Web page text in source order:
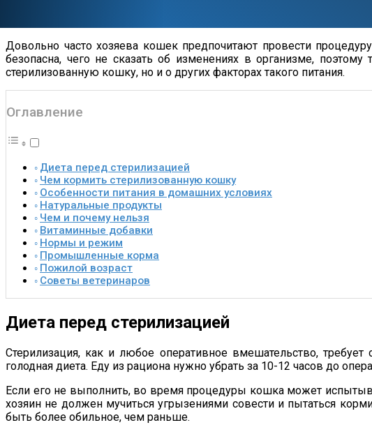
Довольно часто хозяева кошек предпочитают провести
безопасна, чего не сказать об изменениях в организме,
стерилизованную кошку, но и о других факторах такого питания.
Оглавление
Диета перед стерилизацией
Чем кормить стерилизованную кошку
Особенности питания в домашних условиях
Натуральные продукты
Чем и почему нельзя
Витаминные добавки
Нормы и режим
Промышленные корма
Пожилой возраст
Советы ветеринаров
Диета перед стерилизацией
Стерилизация, как и любое оперативное вмешательство,
голодная диета. Еду из рациона нужно убрать за 10-12 часов до
Если его не выполнить, во время процедуры кошка может
хозяин не должен мучиться угрызениями совести и пытаться
быть более обильное, чем раньше.